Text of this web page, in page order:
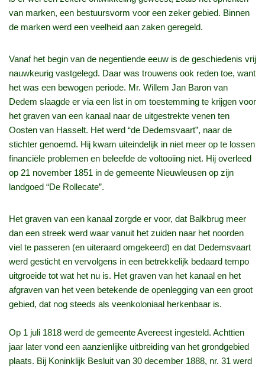
van marken, een bestuursvorm voor een zeker gebied. Binnen
de marken werd een veelheid aan zaken geregeld.
Vanaf het begin van de negentiende eeuw is de geschiedenis vrij
nauwkeurig vastgelegd. Daar was trouwens ook reden toe, want
het was een bewogen periode. Mr. Willem Jan Baron van
Dedem slaagde er via een list in om toestemming te krijgen voor
het graven van een kanaal naar de uitgestrekte venen ten
Oosten van Hasselt. Het werd “de Dedemsvaart”, naar de
stichter genoemd. Hij kwam uiteindelijk in niet meer op te lossen
financiële problemen en beleefde de voltooiing niet. Hij overleed
op 21 november 1851 in de gemeente Nieuwleusen op zijn
landgoed “De Rollecate”.
Het graven van een kanaal zorgde er voor, dat Balkbrug meer
dan een streek werd waar vanuit het zuiden naar het noorden
viel te passeren (en uiteraard omgekeerd) en dat Dedemsvaart
werd gesticht en vervolgens in een betrekkelijk bedaard tempo
uitgroeide tot wat het nu is. Het graven van het kanaal en het
afgraven van het veen betekende de openlegging van een groot
gebied, dat nog steeds als veenkoloniaal herkenbaar is.
Op 1 juli 1818 werd de gemeente Avereest ingesteld. Achttien
jaar later vond een aanzienlijke uitbreiding van het grondgebied
plaats. Bij Koninklijk Besluit van 30 december 1888, nr. 31 werd